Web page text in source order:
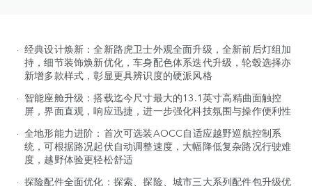
经典设计焕新：全新路虎卫士外观全面升级，全新前后灯组加
持，细节装饰焕新优化，车身配色体系迭代升级，轮毂选择亦
新增多款样式，彰显更具辨识度的硬派风格
智能座舱升级：搭载迄今尺寸最大的13.1英寸高精曲面触控
屏，界面直观，响应迅捷，进一步强化科技氛围与操作便利性
全地形能力进阶：首次可选装AOCC自适应越野巡航控制系
统，可根据路况起伏自动调整速度，大幅降低复杂路况行驶难
度，越野体验更轻松舒适
探险配件全面优化：探索、探险、城市三大系列配件包升级优